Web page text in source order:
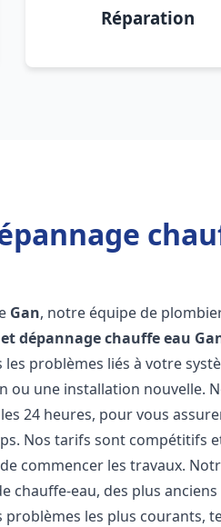
Réparation
Gan, notre équipe de
dépannage chauffe eau
problèmes liés à votre
ou une installation nouvelle.
24 heures, pour vous
Nos tarifs sont compétitifs
commencer les travaux.
chauffe-eau, des plus
les plus courants,